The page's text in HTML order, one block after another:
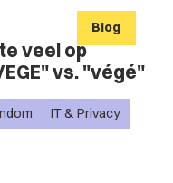
veel op
vs. "végé"
IT & Privacy
Blog